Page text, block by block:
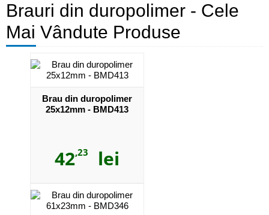
Brauri din duropolimer - Cele
Mai Vândute Produse
Brau din duropolimer
25x12mm - BMD413
42,23 lei